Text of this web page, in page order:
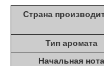
Страна
Тип аромата
Начальная нота